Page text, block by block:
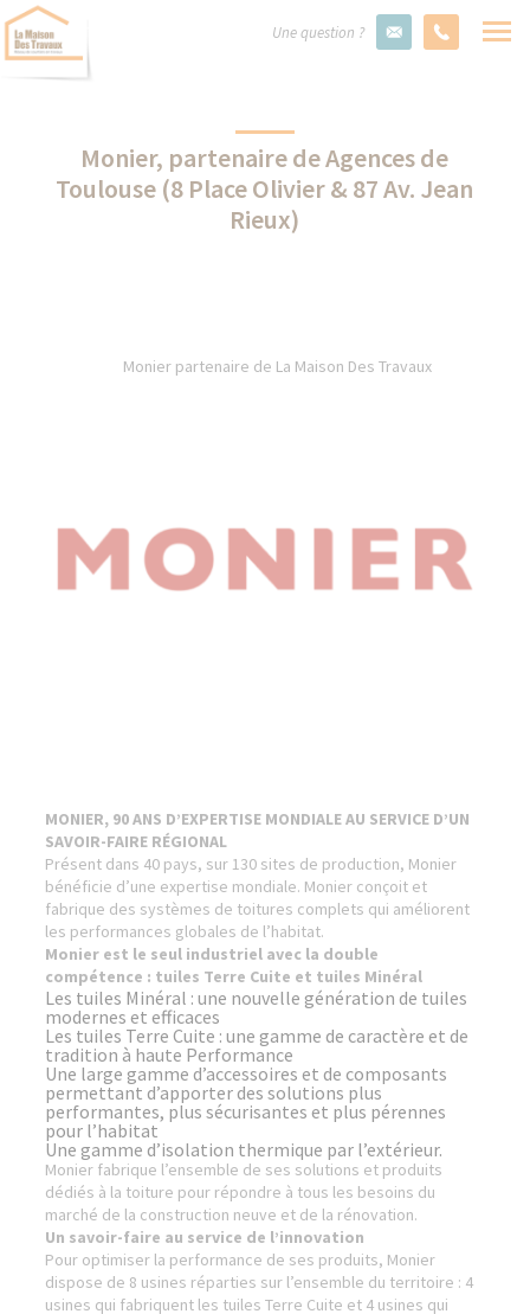
Une question ?
Monier, partenaire de Agences de
Toulouse (8 Place Olivier & 87 Av. Jean
Rieux)
Monier partenaire de La Maison Des Travaux
MONIER, 90 ANS D’EXPERTISE MONDIALE AU SERVICE D’UN
SAVOIR-FAIRE RÉGIONAL
Présent dans 40 pays, sur 130 sites de production, Monier
bénéficie d’une expertise mondiale. Monier conçoit et
fabrique des systèmes de toitures complets qui améliorent
les performances globales de l’habitat.
Monier est le seul industriel avec la double
compétence : tuiles Terre Cuite et tuiles Minéral
Les tuiles Minéral : une nouvelle génération de tuiles
modernes et efficaces
Les tuiles Terre Cuite : une gamme de caractère et de
tradition à haute Performance
Une large gamme d’accessoires et de composants
permettant d’apporter des solutions plus
performantes, plus sécurisantes et plus pérennes
pour l’habitat
Une gamme d’isolation thermique par l’extérieur.
Monier fabrique l’ensemble de ses solutions et produits
dédiés à la toiture pour répondre à tous les besoins du
marché de la construction neuve et de la rénovation.
Un savoir-faire au service de l’innovation
Pour optimiser la performance de ses produits, Monier
dispose de 8 usines réparties sur l’ensemble du territoire : 4
usines qui fabriquent les tuiles Terre Cuite et 4 usines qui